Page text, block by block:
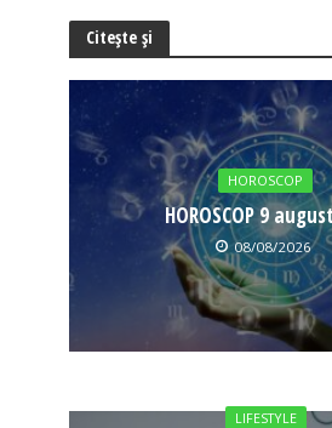
Citește și
HOROSCOP
HOROSCOP 9
08/08/2026
LIFESTYLE